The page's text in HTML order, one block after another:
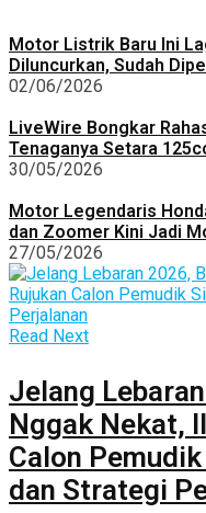
Motor Listrik Baru Ini
Diluncurkan, Sudah
02/06/2026
LiveWire Bongkar
Tenaganya Setara
30/05/2026
Motor Legendaris
dan Zoomer Kini Jadi
27/05/2026
Read Next
Jelang
Nggak Nekat,
Calon
dan Strategi